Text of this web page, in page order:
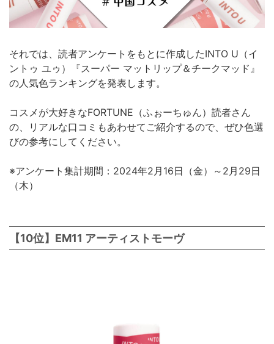
それでは、読者アンケートをもとに作成したINTO U（イ
ントゥ ユゥ）『スーパー マットリップ＆チークマッド』
の人気色ランキングを発表します。
コスメが大好きなFORTUNE（ふぉーちゅん）読者さん
の、リアルな口コミもあわせてご紹介するので、ぜひ色選
びの参考にしてください。
※アンケート集計期間：2024年2月16日（金）～2月29日
（木）
【10位】EM11 アーティストモーヴ